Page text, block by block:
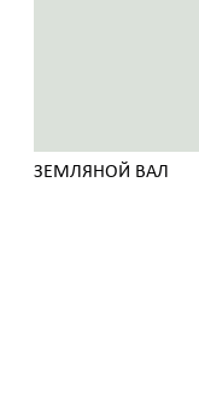
ЗЕМЛЯНОЙ ВАЛ